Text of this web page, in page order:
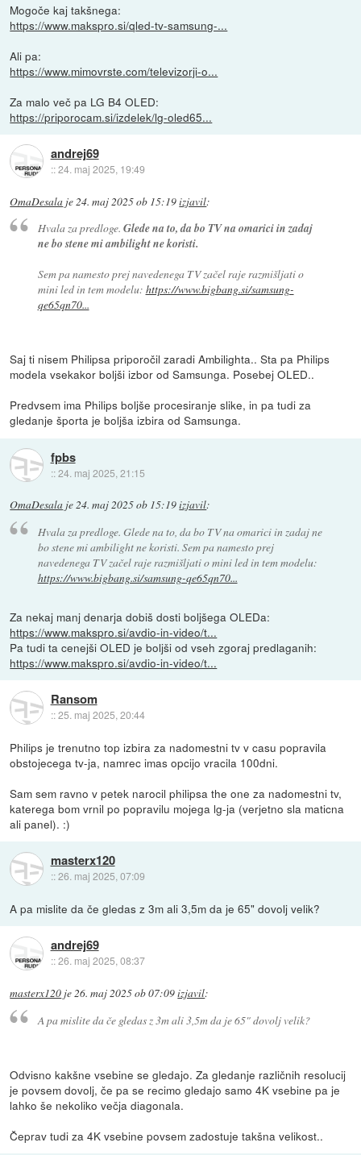
Mogoče kaj takšnega:
https://www.makspro.si/qled-tv-samsung-...
Ali pa:
https://www.mimovrste.com/televizorji-o...
Za malo več pa LG B4 OLED:
https://priporocam.si/izdelek/lg-oled65...
andrej69
::24. maj 2025, 19:49
OmaDesala je24. maj 2025 ob 15:19izjavil:
Hvala za predloge. Glede na to, da bo TV na omarici in zadaj
ne bo stene mi ambilight ne koristi.
Sem pa namesto prej navedenega TV začel raje razmišljati o
mini led in tem modelu: https://www.bigbang.si/samsung-
qe65qn70...
Saj ti nisem Philipsa priporočil zaradi Ambilighta.. Sta pa Philips
modela vsekakor boljši izbor od Samsunga. Posebej OLED..
Predvsem ima Philips boljše procesiranje slike, in pa tudi za
gledanje športa je boljša izbira od Samsunga.
fpbs
::24. maj 2025, 21:15
OmaDesala je24. maj 2025 ob 15:19izjavil:
Hvala za predloge. Glede na to, da bo TV na omarici in zadaj ne
bo stene mi ambilight ne koristi. Sem pa namesto prej
navedenega TV začel raje razmišljati o mini led in tem modelu:
https://www.bigbang.si/samsung-qe65qn70...
Za nekaj manj denarja dobiš dosti boljšega OLEDa:
https://www.makspro.si/avdio-in-video/t...
Pa tudi ta cenejši OLED je boljši od vseh zgoraj predlaganih:
https://www.makspro.si/avdio-in-video/t...
Ransom
::25. maj 2025, 20:44
Philips je trenutno top izbira za nadomestni tv v casu popravila
obstojecega tv-ja, namrec imas opcijo vracila 100dni.
Sam sem ravno v petek narocil philipsa the one za nadomestni tv,
katerega bom vrnil po popravilu mojega lg-ja (verjetno sla maticna
ali panel). :)
masterx120
::26. maj 2025, 07:09
A pa mislite da če gledas z 3m ali 3,5m da je 65" dovolj velik?
andrej69
::26. maj 2025, 08:37
masterx120 je26. maj 2025 ob 07:09izjavil:
A pa mislite da če gledas z 3m ali 3,5m da je 65" dovolj velik?
Odvisno kakšne vsebine se gledajo. Za gledanje različnih resolucij
je povsem dovolj, če pa se recimo gledajo samo 4K vsebine pa je
lahko še nekoliko večja diagonala.
Čeprav tudi za 4K vsebine povsem zadostuje takšna velikost..